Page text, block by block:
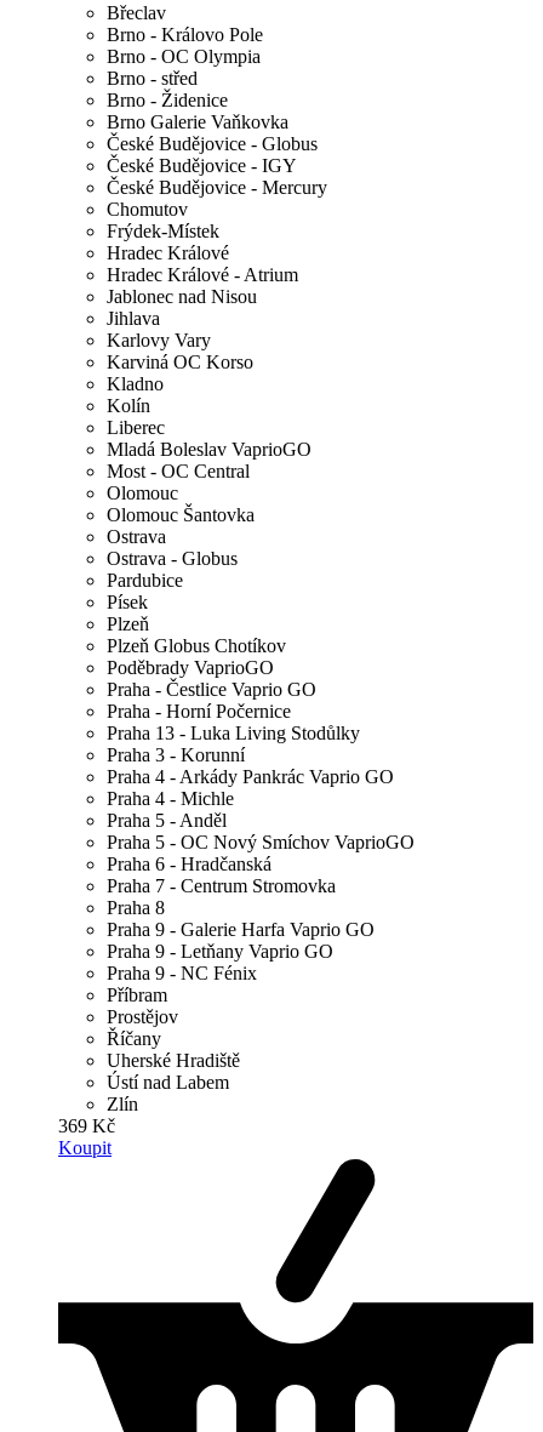
Břeclav
Brno - Královo Pole
Brno - OC Olympia
Brno - střed
Brno - Židenice
Brno Galerie Vaňkovka
České Budějovice - Globus
České Budějovice - IGY
České Budějovice - Mercury
Chomutov
Frýdek-Místek
Hradec Králové
Hradec Králové - Atrium
Jablonec nad Nisou
Jihlava
Karlovy Vary
Karviná OC Korso
Kladno
Kolín
Liberec
Mladá Boleslav VaprioGO
Most - OC Central
Olomouc
Olomouc Šantovka
Ostrava
Ostrava - Globus
Pardubice
Písek
Plzeň
Plzeň Globus Chotíkov
Poděbrady VaprioGO
Praha - Čestlice Vaprio GO
Praha - Horní Počernice
Praha 13 - Luka Living Stodůlky
Praha 3 - Korunní
Praha 4 - Arkády Pankrác Vaprio GO
Praha 4 - Michle
Praha 5 - Anděl
Praha 5 - OC Nový Smíchov VaprioGO
Praha 6 - Hradčanská
Praha 7 - Centrum Stromovka
Praha 8
Praha 9 - Galerie Harfa Vaprio GO
Praha 9 - Letňany Vaprio GO
Praha 9 - NC Fénix
Příbram
Prostějov
Říčany
Uherské Hradiště
Ústí nad Labem
Zlín
369 Kč
Koupit